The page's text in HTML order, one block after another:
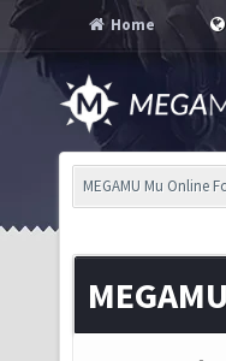
Home
MEGAMU Mu Online